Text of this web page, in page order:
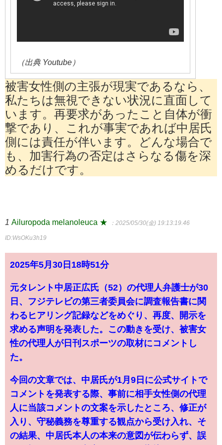
（出典 Youtube）
被害女性側の主張が現実であるなら、
私たちは無視できない状況に直面して
います。再要求があったこと自体が衝
撃であり、これが事実であれば中居氏
側には責任が伴います。どんな場合で
も、加害行為の否定はさらなる傷を深
めるだけです。
1 Ailuropoda melanoleuca ★ ：2025/05/30(金) 19:13:19.46
ID:WsOKu3h19
2025年5月30日18時51分
元タレント中居正広氏（52）の代理人弁護士が30
日、フジテレビの第三者委員会に調査報告書に関
わるヒアリング記録などをめぐり、再度、開示を
求める声明を発表した。この動きを受け、被害女
性の代理人が日刊スポーツの取材にコメントし
た。
今回の文章では、中居氏が1月9日に公式サイトで
コメントを発表する際、事前に相手女性側の代理
人に当該コメントの文案を示したところ、修正が
入り、守秘義務を尊重する観点から受け入れ、そ
の結果、中居氏本人の本来の意図が伝わらず、誤